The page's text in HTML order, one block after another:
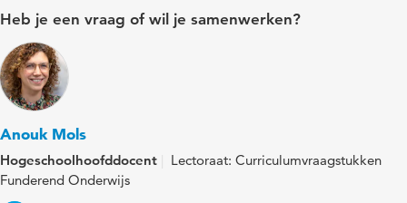
Heb je een vraag of wil je samenwerken?
Anouk Mols
Hogeschoolhoofddocent
Lectoraat: Curriculumvraagstukken
Funderend Onderwijs